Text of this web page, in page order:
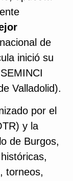
de
inició su
Valladolid).
por el
y la
de Burgos,
torneos,